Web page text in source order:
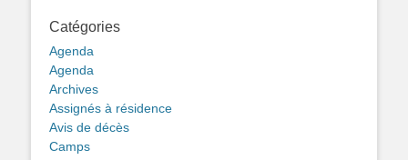
Catégories
Agenda
Agenda
Archives
Assignés à résidence
Avis de décès
Camps